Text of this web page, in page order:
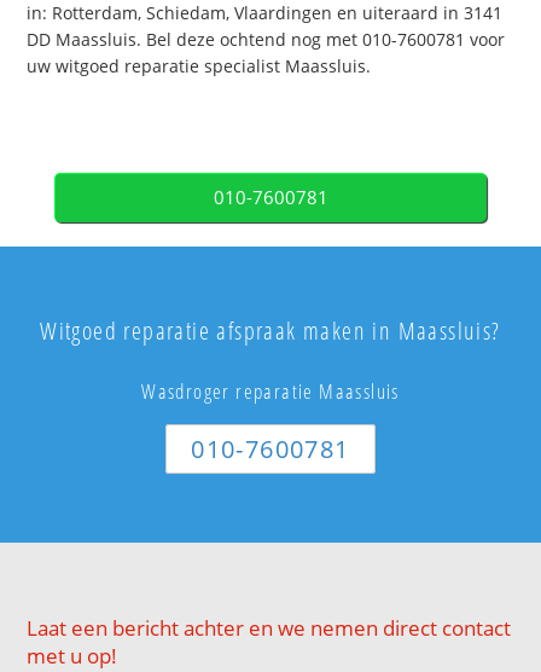
in: Rotterdam, Schiedam, Vlaardingen en uiteraard in 3141
DD Maassluis. Bel deze ochtend nog met 010-7600781 voor
uw witgoed reparatie specialist Maassluis.
010-7600781
Witgoed reparatie afspraak maken in Maassluis?
Wasdroger reparatie Maassluis
010-7600781
Laat een bericht achter en we nemen direct contact
met u op!